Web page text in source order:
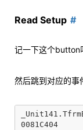
Read Setup
记一下这个button
然后跳到对应的事
0081C404